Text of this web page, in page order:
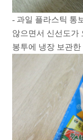
- 과일 플라스틱 통
않으면서 신선도가
봉투에 냉장 보관